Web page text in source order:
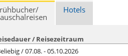
Hotels
/ Reisezeitraum
/ 07.08. - 05.10.2026